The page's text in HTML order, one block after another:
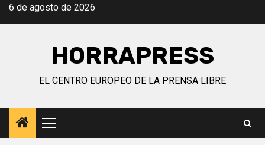
Saltar
6 de agosto de 2026
HORRAPRESS
EL CENTRO EUROPEO DE LA PRENSA LIBRE
Menú
principal